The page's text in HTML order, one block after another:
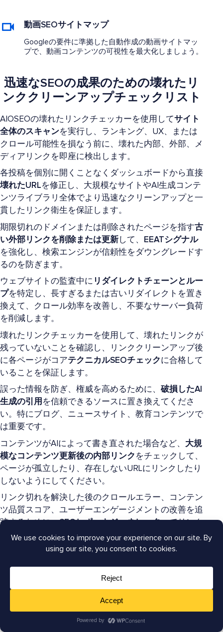
動画SEOサイトマップ
Googleの要件に準拠した自動作成の動画サイトマッ
プで、動画コンテンツの可視性を最大化しましょう。
迅速なSEOの成果のための壊れたリ
ンククリーンアップチェックリスト
AIOSEOの壊れたリンクチェッカーを使用してサイト
全体のスキャンを実行し、ランキング、UX、または
クロール可能性を損なう前に、壊れた内部、外部、メ
ディアリンクを即座に検出します。
各投稿を個別に開くことなくダッシュボードから直接
壊れたURLを修正し、大規模なサイトやAI生成コンテ
ンツライブラリ全体でより迅速なクリーンアップと一
貫したリンク衛生を保証します。
期限切れのドメインまたは削除されたページを指す古
い外部リンクを削除または更新して、
EEATシグナル
を強化し、検索エンジンが信頼性をダウングレードす
るのを防ぎます。
ウェブサイトの監査中に リダイレクトチェーンとルー
プを特定し、長すぎるまたは古いリダイレクトを置き
換えて、クロール効率を改善し、不要なサーバー負荷
を削減します。
壊れたリンクチェッカーを使用して、壊れたリンクが
残っていないことを確認し、リンククリーンアップ後
に各ページがコアテクニカルSEOチェックに合格して
いることを保証します。
誤った情報を防ぎ、権威を高めるために、 破損したAI
生成の引用 を信頼できるソースに置き換えてくださ
い。特にブログ、ニュースサイト、教育コンテンツで
は重要です。
コンテンツがAIによって書き直された場合など、 大規
模なコンテンツ更新後の内部リンク をチェックして、
ページが孤立したり、存在しないURLにリンクしたり
しないようにしてください。
リンク切れを解決した後のクロールエラー、コンテン
ツ品質スコア、ユーザーエンゲージメントの改善を追
跡するために、SEOレポートジェネレーターでリンク
の健全性を監視します。
成長中のWordPressウェブサイト全体で、クリーンで
なウェブサイト監査を実行して、新しいリンク切れを
早期に検出します。
AIOSEOのBroken Link Checkerで
し、最小限の手作業でSEO基盤をクリー